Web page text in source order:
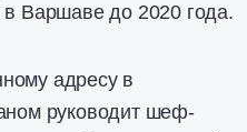
Варшаве до 2020 года.
адресу в
руководит шеф-